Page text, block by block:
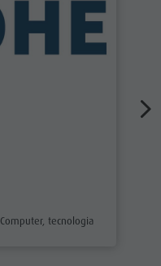
aria.poi_category_prefix
Computer, tecnologia